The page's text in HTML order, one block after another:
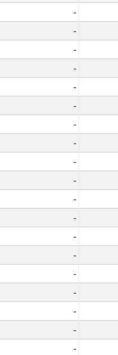
-
-
-
-
-
-
-
-
-
-
-
-
-
-
-
-
-
-
-